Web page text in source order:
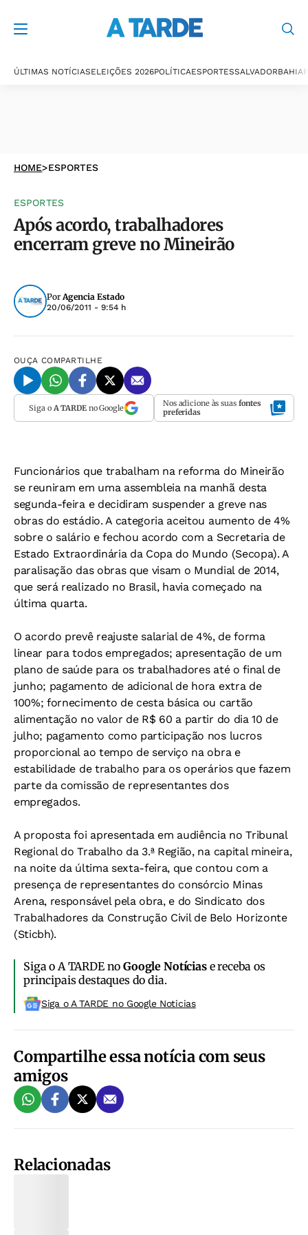
ÚLTIMAS NOTÍCIASELEIÇÕES 2026POLÍTICAESPORTESSALVADORBAHIA
HOME>ESPORTES
ESPORTES
Após acordo, trabalhadores
encerram greve no Mineirão
PorAgencia Estado
20/06/2011 - 9:54 h
OUÇA COMPARTILHE
Siga o A TARDEno Google Nos adicione às suas fontes
preferidas
Funcionários que trabalham na reforma do Mineirão
se reuniram em uma assembleia na manhã desta
segunda-feira e decidiram suspender a greve nas
obras do estádio. A categoria aceitou aumento de 4%
sobre o salário e fechou acordo com a Secretaria de
Estado Extraordinária da Copa do Mundo (Secopa). A
paralisação das obras que visam o Mundial de 2014,
que será realizado no Brasil, havia começado na
última quarta.
O acordo prevê reajuste salarial de 4%, de forma
linear para todos empregados; apresentação de um
plano de saúde para os trabalhadores até o final de
junho; pagamento de adicional de hora extra de
100%; fornecimento de cesta básica ou cartão
alimentação no valor de R$ 60 a partir do dia 10 de
julho; pagamento como participação nos lucros
proporcional ao tempo de serviço na obra e
estabilidade de trabalho para os operários que fazem
parte da comissão de representantes dos
empregados.
A proposta foi apresentada em audiência no Tribunal
Regional do Trabalho da 3.ª Região, na capital mineira,
na noite da última sexta-feira, que contou com a
presença de representantes do consórcio Minas
Arena, responsável pela obra, e do Sindicato dos
Trabalhadores da Construção Civil de Belo Horizonte
(Sticbh).
Siga o A TARDE noGoogle Notíciase receba os
principais destaques do dia.
Siga o A TARDE no Google Noticias
Compartilhe essa notícia com seus
amigos
Relacionadas